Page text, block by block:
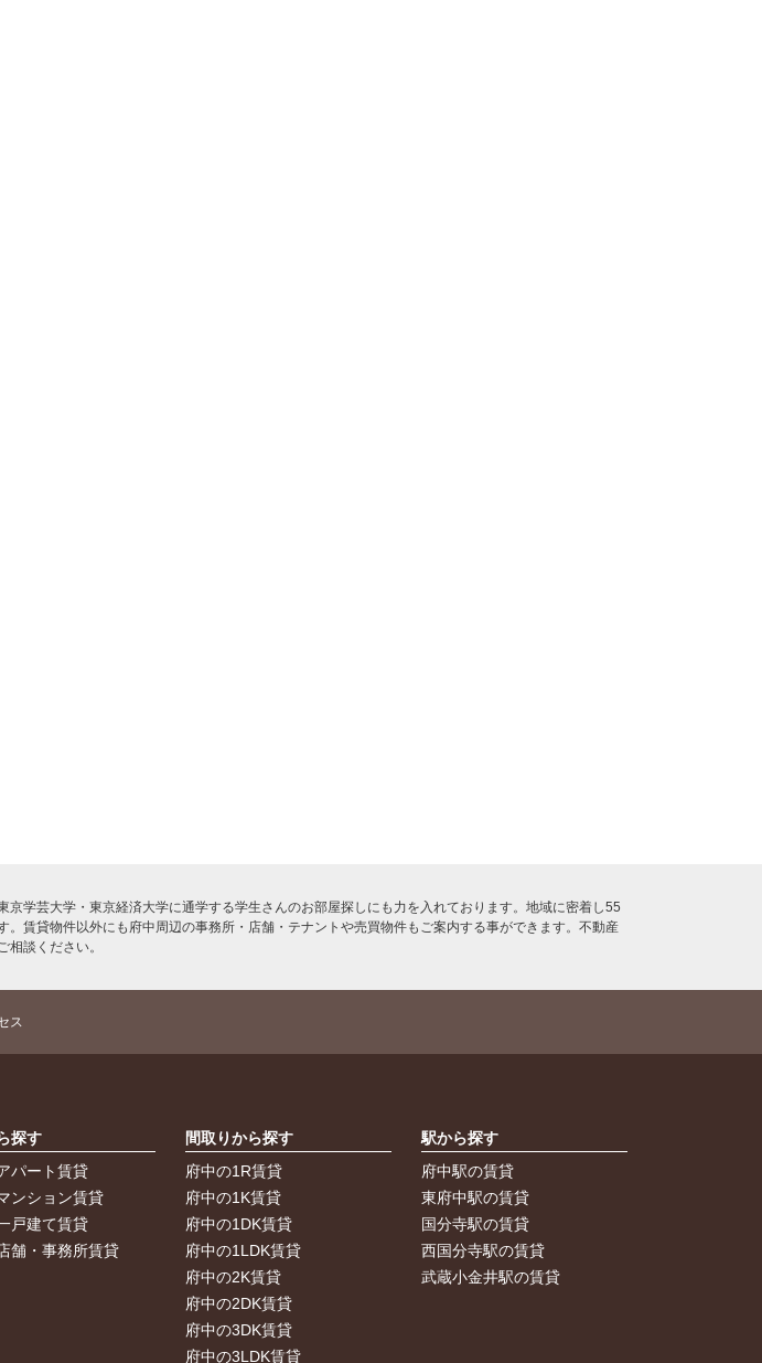
学芸大学・東京経済大学に通学する学生さんのお部屋探しにも力を入れております。地域に密着し55
賃貸物件以外にも府中周辺の事務所・店舗・テナントや売買物件もご案内する事ができます。不動産
談ください。
ス
探す
パート賃貸
ンション賃貸
戸建て賃貸
舗・事務所賃貸
間取りから探す
府中の1R賃貸
府中の1K賃貸
府中の1DK賃貸
府中の1LDK賃貸
府中の2K賃貸
府中の2DK賃貸
府中の3DK賃貸
府中の3LDK賃貸
駅から探す
府中駅の賃貸
東府中駅の賃貸
国分寺駅の賃貸
西国分寺駅の賃貸
武蔵小金井駅の賃貸